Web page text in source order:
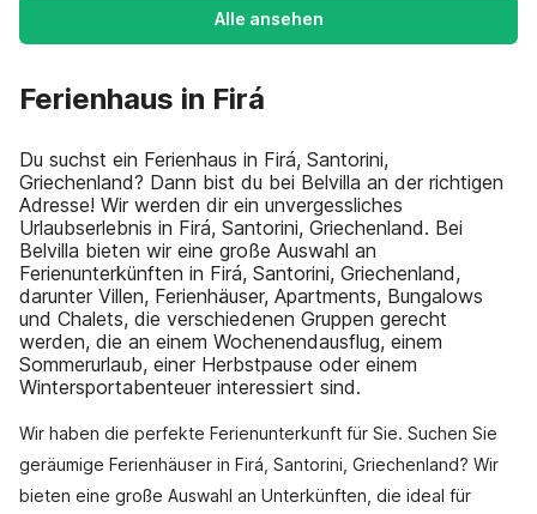
Alle ansehen
Ferienhaus in Firá
Du suchst ein Ferienhaus in Firá, Santorini,
Griechenland? Dann bist du bei Belvilla an der richtigen
Adresse! Wir werden dir ein unvergessliches
Urlaubserlebnis in Firá, Santorini, Griechenland. Bei
Belvilla bieten wir eine große Auswahl an
Ferienunterkünften in Firá, Santorini, Griechenland,
darunter Villen, Ferienhäuser, Apartments, Bungalows
und Chalets, die verschiedenen Gruppen gerecht
werden, die an einem Wochenendausflug, einem
Sommerurlaub, einer Herbstpause oder einem
Wintersportabenteuer interessiert sind.
Wir haben die perfekte Ferienunterkunft für Sie. Suchen Sie
geräumige Ferienhäuser in Firá, Santorini, Griechenland? Wir
bieten eine große Auswahl an Unterkünften, die ideal für